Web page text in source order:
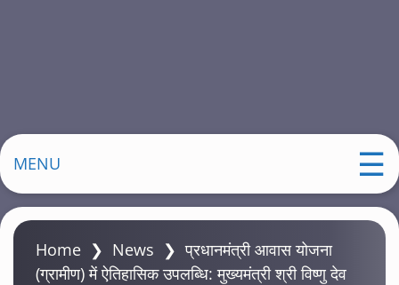
MENU
Home ❯ News ❯प्रधानमंत्री आवास योजना
(ग्रामीण) में ऐतिहासिक उपलब्धि: मुख्यमंत्री श्री विष्णु देव